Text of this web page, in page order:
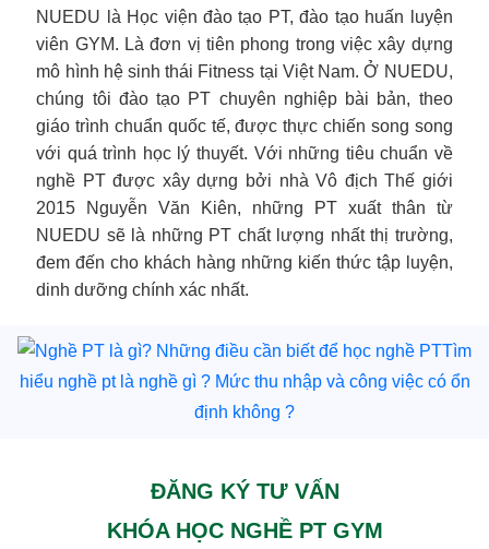
NUEDU là Học viện đào tạo PT, đào tạo huấn luyện
viên GYM. Là đơn vị tiên phong trong việc xây dựng
mô hình hệ sinh thái Fitness tại Việt Nam. Ở NUEDU,
chúng tôi đào tạo PT chuyên nghiệp bài bản, theo
giáo trình chuẩn quốc tế, được thực chiến song song
với quá trình học lý thuyết. Với những tiêu chuẩn về
nghề PT được xây dựng bởi nhà Vô địch Thế giới
2015 Nguyễn Văn Kiên, những PT xuất thân từ
NUEDU sẽ là những PT chất lượng nhất thị trường,
đem đến cho khách hàng những kiến thức tập luyện,
dinh dưỡng chính xác nhất.
Tìm
hiểu nghề pt là nghề gì ? Mức thu nhập và công việc có ổn
định không ?
ĐĂNG KÝ TƯ VẤN
KHÓA HỌC NGHỀ PT GYM